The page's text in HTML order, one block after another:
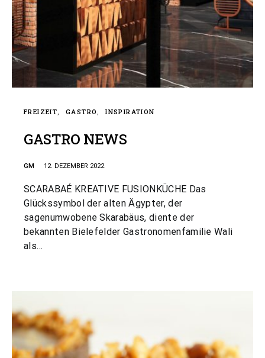
FREIZEIT GASTRO INSPIRATION
GASTRO NEWS
GM 12. DEZEMBER 2022
SCARABAÉ KREATIVE FUSIONKÜCHE Das
Glückssymbol der alten Ägypter, der
sagenumwobene Skarabäus, diente der
bekannten Bielefelder Gastronomenfamilie Wali
als…